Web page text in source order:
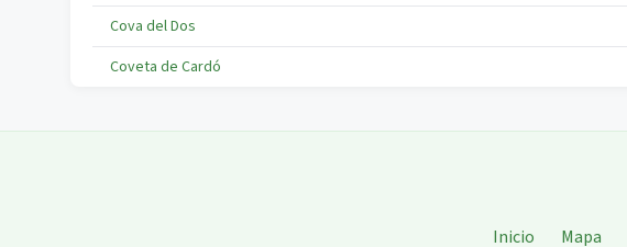
Cova del Dos
Coveta de Cardó
Inicio Mapa